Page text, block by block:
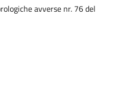
avverse nr. 76 del